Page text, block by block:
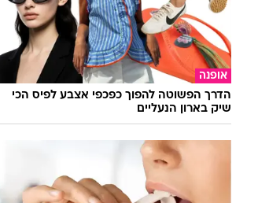
אופנה
הדרך הפשוטה להפוך כפכפי אצבע לפיס הכי
שיק בארון הנעליים